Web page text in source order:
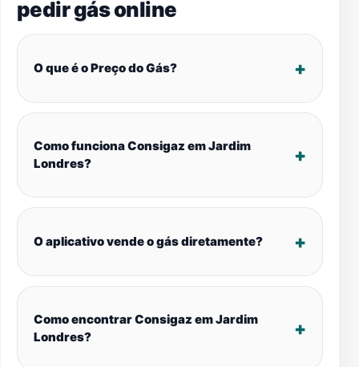
pedir gás online
O que é o Preço do Gás?
Como funciona Consigaz em Jardim
Londres?
O aplicativo vende o gás diretamente?
Como encontrar Consigaz em Jardim
Londres?